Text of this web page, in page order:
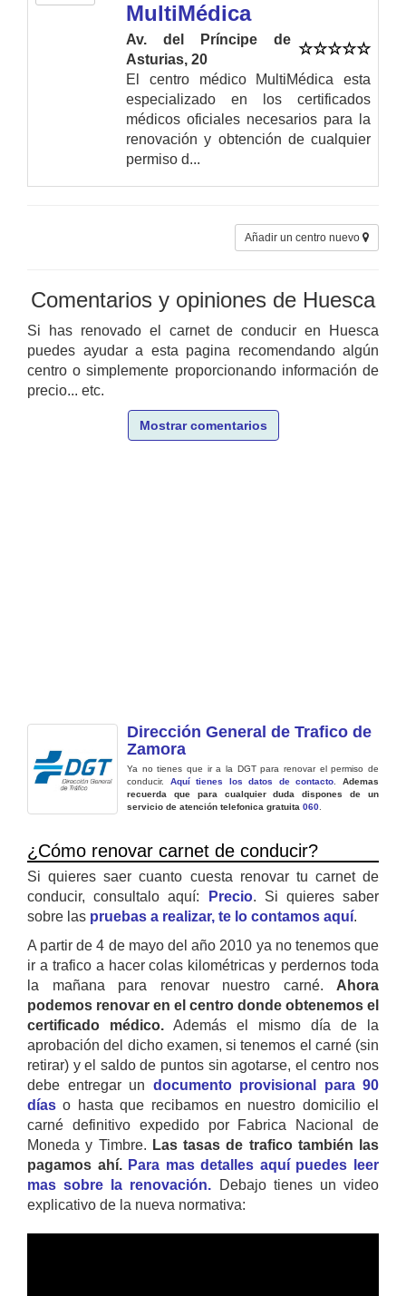
MultiMédica
Av. del Príncipe de
Asturias, 20
El centro médico MultiMédica esta
especializado en los certificados
médicos oficiales necesarios para la
renovación y obtención de cualquier
permiso d...
Añadir un centro nuevo
Comentarios y opiniones de Huesca
Si has renovado el carnet de conducir en Huesca
puedes ayudar a esta pagina recomendando algún
centro o simplemente proporcionando información de
precio... etc.
Mostrar comentarios
Dirección General de Trafico de
Zamora
Ya no tienes que ir a la DGT para renovar el permiso de
conducir. Aquí tienes los datos de contacto .Ademas
recuerda que para cualquier duda dispones de un
servicio de atención telefonica gratuita 060
¿Cómo renovar carnet de conducir?
Si quieres saer cuanto cuesta renovar tu carnet de
conducir, consultalo aquí:
Precio. Si quieres saber
sobre las pruebas a realizar, te lo contamos aquí.
A partir de 4 de mayo del año 2010 ya no tenemos que
ir a trafico a hacer colas kilométricas y perdernos toda
la mañana para renovar nuestro carné. Ahora
podemos renovar en el centro donde obtenemos el
certificado médico. Además el mismo día de la
aprobación del dicho examen, si tenemos el carné (sin
retirar) y el saldo de puntos sin agotarse, el centro nos
debe entregar un documento provisional para 90
días o hasta que recibamos en nuestro domicilio el
carné definitivo expedido por Fabrica Nacional de
Moneda y Timbre. Las tasas de trafico también las
pagamos ahí. Para mas detalles aquí puedes leer
mas sobre la renovación. Debajo tienes un video
explicativo de la nueva normativa: